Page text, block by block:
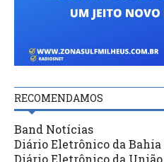
RECOMENDAMOS
Band Notícias
Diário Eletrônico da Bahia
Diário Eletrônico da União